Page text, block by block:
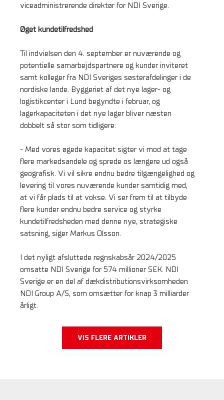
viceadministrerende direktør for NDI Sverige.
Øget kundetilfredshed
Til indvielsen den 4. september er nuværende og
potentielle samarbejdspartnere og kunder inviteret
samt kolleger fra NDI Sveriges søsterafdelinger i de
nordiske lande. Byggeriet af det nye lager- og
logistikcenter i Lund begyndte i februar, og
lagerkapaciteten i det nye lager bliver næsten
dobbelt så stor som tidligere:
- Med vores øgede kapacitet sigter vi mod at tage
flere markedsandele og sprede os længere ud også
geografisk. Vi vil sikre endnu bedre tilgængelighed og
levering til vores nuværende kunder samtidig med,
at vi får plads til at vokse. Vi ser frem til at tilbyde
flere kunder endnu bedre service og styrke
kundetilfredsheden med denne nye, strategiske
satsning, siger Markus Olsson.
I det nyligt afsluttede regnskabsår 2024/2025
omsatte NDI Sverige for 574 millioner SEK. NDI
Sverige er en del af dækdistributionsvirksomheden
NDI Group A/S, som omsætter for knap 3 milliarder
årligt.
VIS FLERE ARTIKLER